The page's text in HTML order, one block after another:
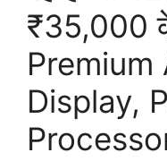
₹35,000
Premium
Display,